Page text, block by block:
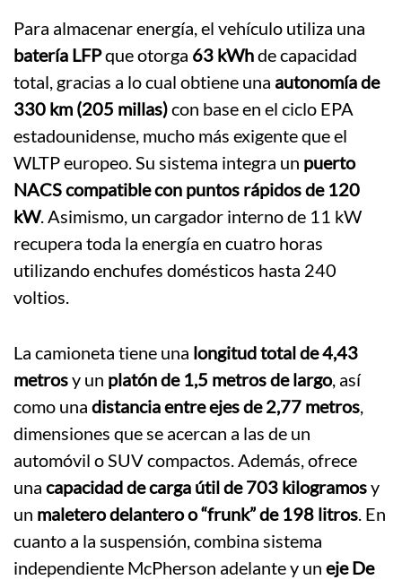
Para almacenar energía, el vehículo utiliza una
batería LFPque otorga 63 kWhde capacidad
total, gracias a lo cual obtiene una autonomía de
330 km (205 millas)con base en el ciclo EPA
estadounidense, mucho más exigente que el
WLTP europeo. Su sistema integra un puerto
NACS compatible con puntos rápidos de 120
kW. Asimismo, un cargador interno de 11 kW
recupera toda la energía en cuatro horas
utilizando enchufes domésticos hasta 240
voltios.
La camioneta tiene una longitud total de 4,43
metrosy un platón de 1,5 metros de largo, así
como una distancia entre ejes de 2,77 metros,
dimensiones que se acercan a las de un
automóvil o SUV compactos. Además, ofrece
una capacidad de carga útil de 703 kilogramosy
un maletero delantero o “frunk” de 198 litros. En
cuanto a la suspensión, combina sistema
independiente McPherson adelante y un eje De